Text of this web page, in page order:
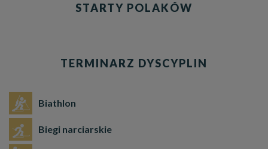
STARTY POLAKÓW
TERMINARZ DYSCYPLIN
Biathlon
Biegi narciarskie